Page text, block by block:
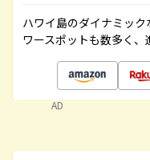
ハワイ島のダイナミッ
ワースポットも数多く、
AD